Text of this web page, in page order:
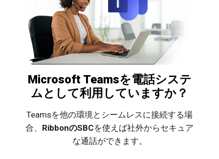
Microsoft Teamsを電話システ
ムとして利用していますか？
Teamsを他の環境とシームレスに接続する場
合、 RibbonのSBCを使えば社外からセキュア
な通話ができます。